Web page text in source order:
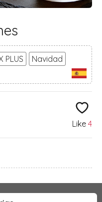
PLUS Navidad
Like 4